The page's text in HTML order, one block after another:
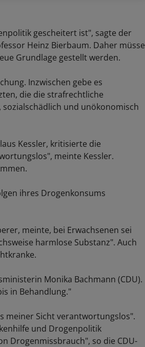
gescheitert ist", sagte der
Heinz Bierbaum. Daher müsse
Grundlage gestellt werden.
Inzwischen gebe es
die die strafrechtliche
und unökonomisch
Kessler, kritisierte die
meinte Kessler.
ihres Drogenkonsums
meinte, bei Erwachsenen sei
harmlose Substanz". Auch
Monika Bachmann (CDU).
in Behandlung."
meiner Sicht verantwortungslos".
und Drogenpolitik
Drogenmissbrauch", so die CDU-